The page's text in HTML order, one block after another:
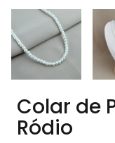
Colar de
Ródio